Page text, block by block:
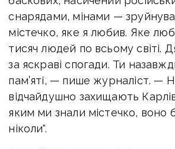
снарядами, мінами —
містечко, яке я любив. Яке
тисяч людей по всьому світі.
за яскраві спогади. Ти
пам’яті, — пише журналіст. —
відчайдушно захищають
яким ми знали містечко, воно
ніколи".